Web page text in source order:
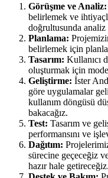
Görüşme ve Analiz:
belirlemek ve
doğrultusunda analiz
Planlama:
belirlemek için
Tasarım: Kullanıcı
oluşturmak için
Geliştirme: İster
göre uygulamalar
kullanım döngüsü
bakacağız.
Test: Tasarım ve
performansını ve
Dağıtım:
sürecine geçeceğiz
hazır hale getireceğiz.